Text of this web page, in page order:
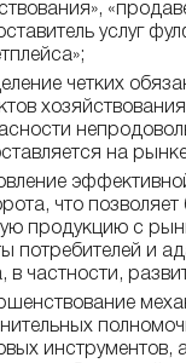
услуг
четких
на
что
продукцию с
потребителей и
в частности,
инструментов,